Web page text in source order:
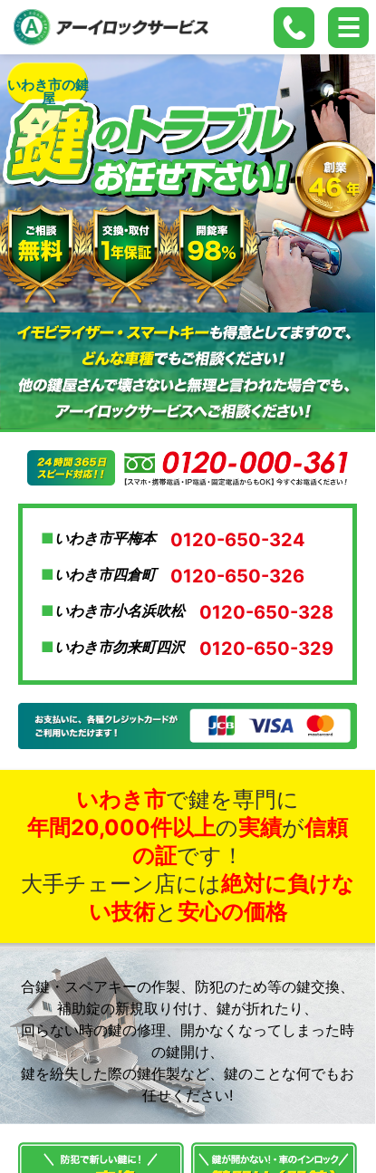
いわき市の鍵
屋
いわき市平梅本 0120-650-324
いわき市四倉町 0120-650-326
いわき市小名浜吹松 0120-650-328
いわき市勿来町四沢 0120-650-329
いわき市で鍵を専門に
年間20,000件以上の実績が信頼
の証です！
大手チェーン店には絶対に負けな
い技術と 安心の価格
合鍵・スペアキーの作製、防犯のため等の鍵交換、
補助錠の新規取り付け、鍵が折れたり、
回らない時の鍵の修理、開かなくなってしまった時
の鍵開け、
鍵を紛失した際の鍵作製など、鍵のことな何でもお
任せください!